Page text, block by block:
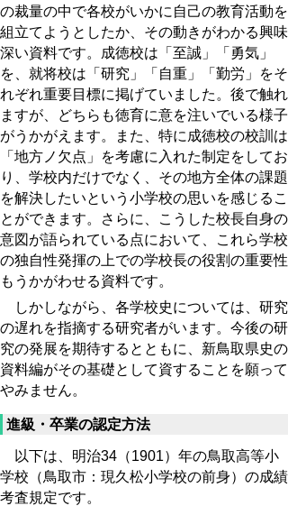
の裁量の中で各校がいかに自己の教育活動を
組立てようとしたか、その動きがわかる興味
深い資料です。成徳校は「至誠」「勇気」
を、就将校は「研究」「自重」「勤労」をそ
れぞれ重要目標に掲げていました。後で触れ
ますが、どちらも徳育に意を注いでいる様子
がうかがえます。また、特に成徳校の校訓は
「地方ノ欠点」を考慮に入れた制定をしてお
り、学校内だけでなく、その地方全体の課題
を解決したいという小学校の思いを感じるこ
とができます。さらに、こうした校長自身の
意図が語られている点において、これら学校
の独自性発揮の上での学校長の役割の重要性
もうかがわせる資料です。
しかしながら、各学校史については、研究
の遅れを指摘する研究者がいます。今後の研
究の発展を期待するとともに、新鳥取県史の
資料編がその基礎として資することを願って
やみません。
進級・卒業の認定方法
以下は、明治34（1901）年の鳥取高等小
学校（鳥取市：現久松小学校の前身）の成績
考査規定です。